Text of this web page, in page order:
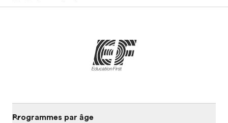
Programmes par âge